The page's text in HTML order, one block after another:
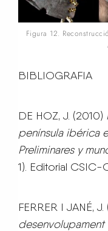
Figura 12.
BIBLIOGRAFIA
DE HOZ, J. (2010)
península ibérica
Preliminares y
1). Editorial CSIC-
FERRER I JANÉ, J.